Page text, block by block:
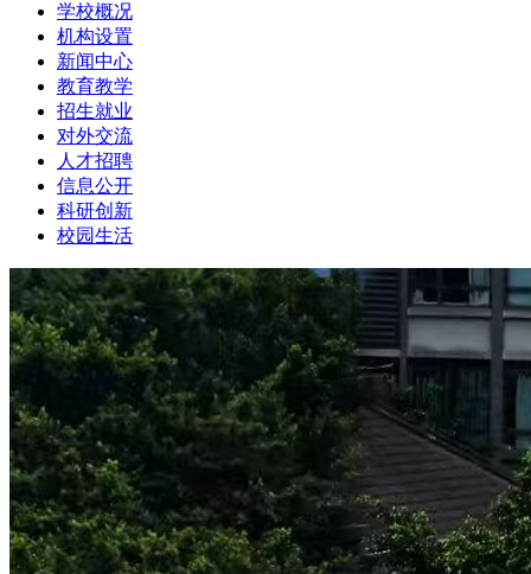
学校概况
机构设置
新闻中心
教育教学
招生就业
对外交流
人才招聘
信息公开
科研创新
校园生活